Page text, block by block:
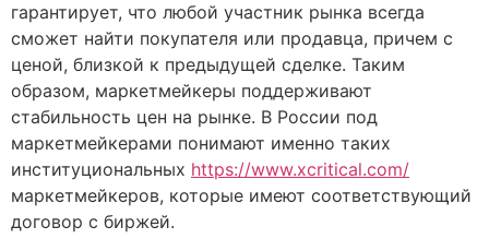
гарантирует, что любой участник рынка всегда
сможет найти покупателя или продавца, причем с
ценой, близкой к предыдущей сделке. Таким
образом, маркетмейкеры поддерживают
стабильность цен на рынке. В России под
маркетмейкерами понимают именно таких
институциональных https://www.xcritical.com/
маркетмейкеров, которые имеют соответствующий
договор с биржей.